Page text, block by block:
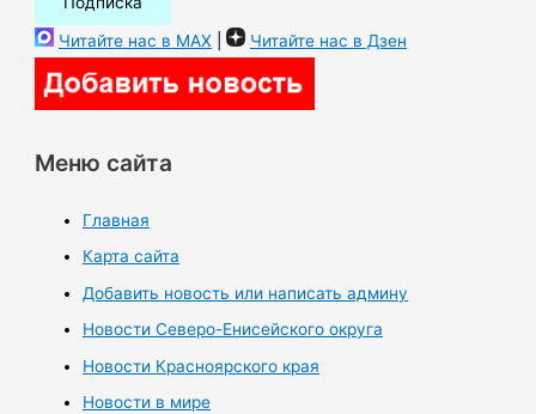
Читайте нас в MAX | Читайте нас в Дзен
Меню сайта
Главная
Карта сайта
Добавить новость или написать админу
Новости Северо-Енисейского округа
Новости Красноярского края
Новости в мире